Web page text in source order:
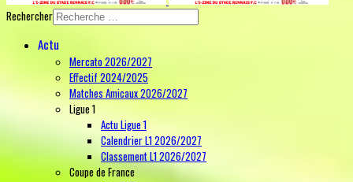
Rechercher
Actu
Mercato 2026/2027
Effectif 2024/2025
Matches Amicaux 2026/2027
Ligue 1
Actu Ligue 1
Calendrier L1 2026/2027
Classement L1 2026/2027
Coupe de France